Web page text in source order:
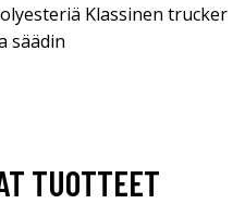
Klassinen trucker
säädin
TUOTTEET